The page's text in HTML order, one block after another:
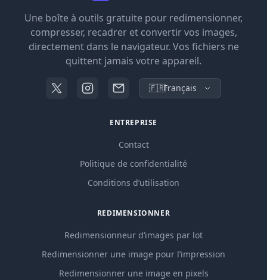
Une boîte à outils gratuite pour redimensionner,
compresser, recadrer et convertir vos images,
directement dans le navigateur. Vos fichiers ne
quittent jamais votre appareil.
🇫🇷Français
ENTREPRISE
Contact
Politique de confidentialité
Conditions d’utilisation
REDIMENSIONNER
Redimensionneur d’images par lot
Redimensionner une image pour l’impression
Redimensionner une image en pixels